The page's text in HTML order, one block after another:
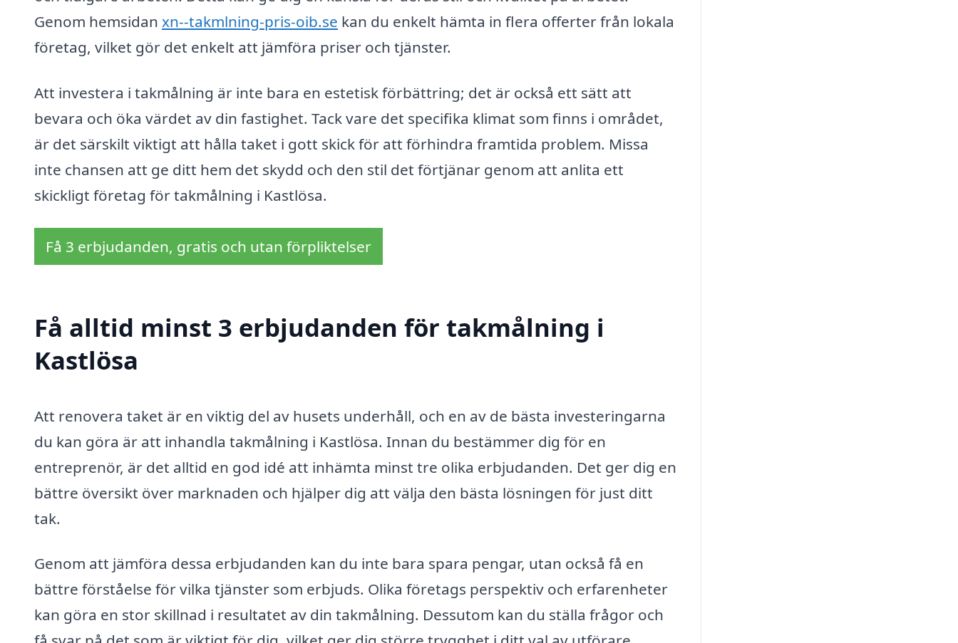
Genom hemsidan xn--takmlning-pris-oib.se kan du enkelt hämta in flera offerter från lokala
företag, vilket gör det enkelt att jämföra priser och tjänster.
Att investera i takmålning är inte bara en estetisk förbättring; det är också ett sätt att
bevara och öka värdet av din fastighet. Tack vare det specifika klimat som finns i området,
är det särskilt viktigt att hålla taket i gott skick för att förhindra framtida problem. Missa
inte chansen att ge ditt hem det skydd och den stil det förtjänar genom att anlita ett
skickligt företag för takmålning i Kastlösa.
Få 3 erbjudanden, gratis och utan förpliktelser
Få alltid minst 3 erbjudanden för takmålning i
Kastlösa
Att renovera taket är en viktig del av husets underhåll, och en av de bästa investeringarna
du kan göra är att inhandla takmålning i Kastlösa. Innan du bestämmer dig för en
entreprenör, är det alltid en god idé att inhämta minst tre olika erbjudanden. Det ger dig en
bättre översikt över marknaden och hjälper dig att välja den bästa lösningen för just ditt
tak.
Genom att jämföra dessa erbjudanden kan du inte bara spara pengar, utan också få en
bättre förståelse för vilka tjänster som erbjuds. Olika företags perspektiv och erfarenheter
kan göra en stor skillnad i resultatet av din takmålning. Dessutom kan du ställa frågor och